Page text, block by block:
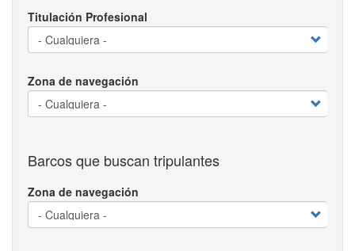
Titulación Profesional
Zona de navegación
Barcos que buscan tripulantes
Zona de navegación